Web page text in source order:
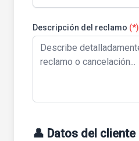
Descripción del reclamo (*)
👤 Datos del cliente